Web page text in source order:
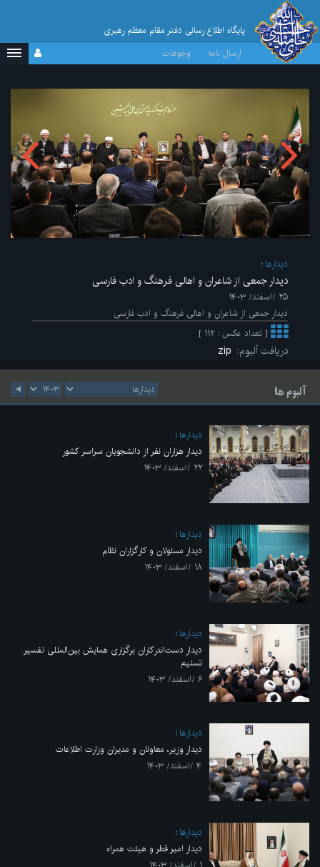
پایگاه اطلاع رسانی دفتر مقام معظم رهبری
ارسال نامه
وجوهات
ديدارها
دیدار جمعی از شاعران و اهالی فرهنگ و ادب فارسی
۲۵ /اسفند/ ۱۴۰۳
دیدار جمعی از شاعران و اهالی فرهنگ و ادب فارسی
[ تعداد عکس : ۱۱۲ ]
دریافت آلبوم:
آلبوم ها
ديدارها
دیدار هزاران نفر از دانشجویان سراسر کشور
۲۲ /اسفند/ ۱۴۰۳
ديدارها
دیدار مسئولان و کارگزاران نظام
۱۸ /اسفند/ ۱۴۰۳
ديدارها
دیدار دست‌اندرکاران برگزاری همایش بین‌المللی تفسیر
تسنیم
۶ /اسفند/ ۱۴۰۳
ديدارها
دیدار وزیر، معاونان و مدیران وزارت اطلاعات
۴ /اسفند/ ۱۴۰۳
ديدارها
دیدار امیر قطر و هیئت همراه